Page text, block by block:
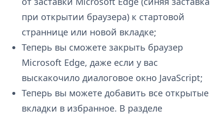
при открытии браузера) к стартовой
страннице или новой вкладке;
Теперь вы сможете закрыть браузер
Microsoft Edge, даже если у вас
выскакочило диалоговое окно JаvaScript;
Теперь вы можете добавить все открытые
вкладки в избранное. В разделе